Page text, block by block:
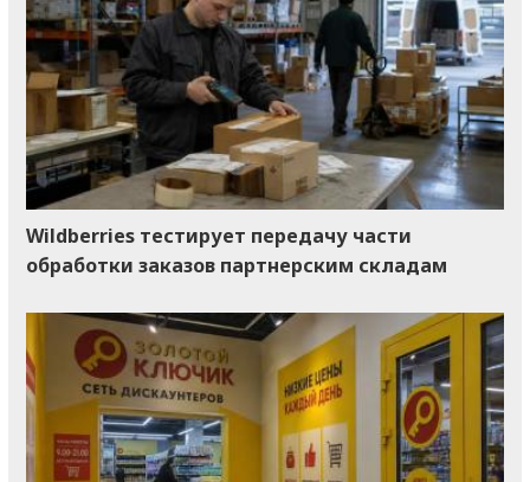
Wildberries тестирует передачу части
обработки заказов партнерским складам